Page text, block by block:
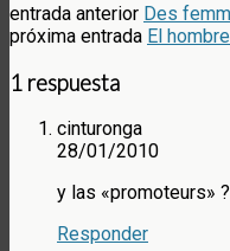
entrada anterior Des
próxima entrada El
1 respuesta
cinturonga
28/01/2010
y las «promoteurs» ?
Responder